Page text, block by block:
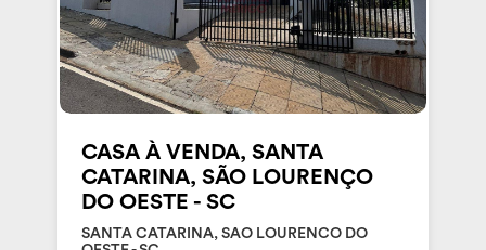
CASA À VENDA, SANTA
CATARINA, SÃO LOURENÇO
DO OESTE - SC
SANTA CATARINA, SAO LOURENCO DO